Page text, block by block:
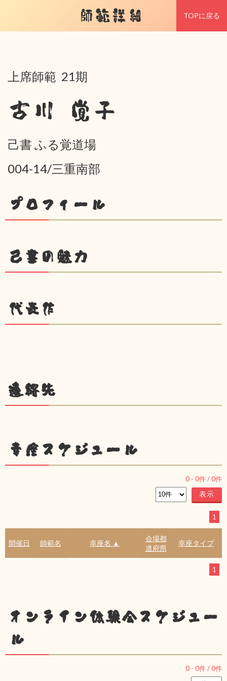
師範詳細 TOPに戻る
上席師範 21期
古川 覚子
己書 ふる覚道場
004-14/三重南部
プロフィール
己書の魅力
代表作
連絡先
幸座スケジュール
0 - 0件 /0件
1
開催日 師範名 幸座名 ▲
会場都
道府県
幸座タイプ
1
オンライン体験会スケジュー
ル
0 - 0件 /0件